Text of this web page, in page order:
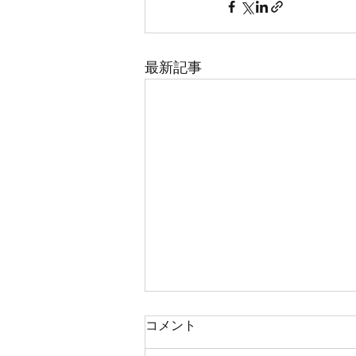
最新記事
New!夏季休診のおしお知らせ
以下の日程で夏季休診日となって
コメント